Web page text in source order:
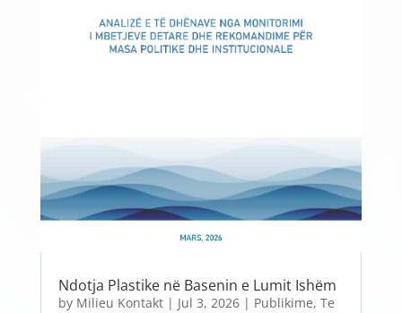
Ndotja Plastike në Basenin e Lumit Ishëm
by Milieu Kontakt| Jul 3, 2026| Publikime, Te